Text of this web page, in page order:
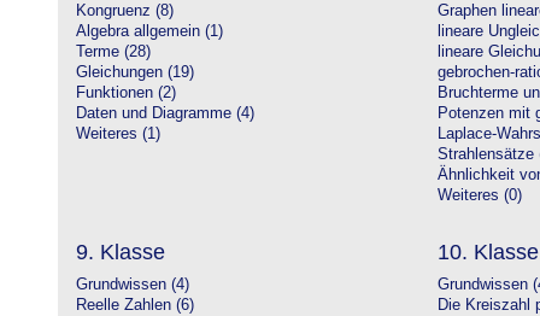
Kongruenz (8)
Algebra allgemein (1)
Terme (28)
Gleichungen (19)
Funktionen (2)
Daten und Diagramme (4)
Weiteres (1)
Graphen
lineare
lineare
gebrochen-
Bruchterme
Potenzen mit
Laplace-
Strahlensätze
Ähnlichkeit
Weiteres (0)
9. Klasse
Grundwissen (4)
Reelle Zahlen (6)
10. Klasse
Grundwissen
Die Kreiszahl